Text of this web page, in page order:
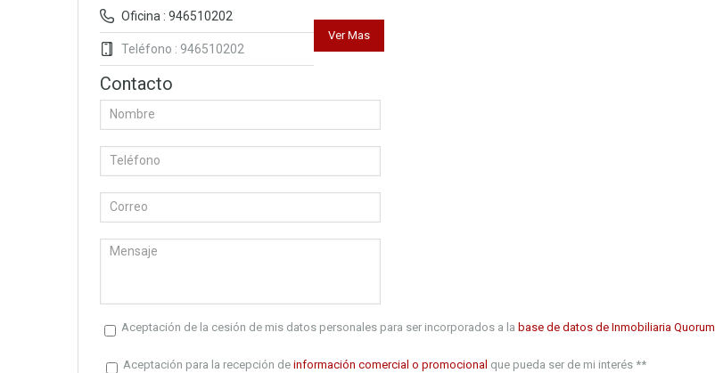
Oficina : 946510202
Teléfono : 946510202
Ver Mas
Contacto
Aceptación de la cesión de mis datos personales para ser incorporados a la base de datos de Inmobiliaria Quorum
Aceptación para la recepción de información comercial o promocional que pueda ser de mi interés **